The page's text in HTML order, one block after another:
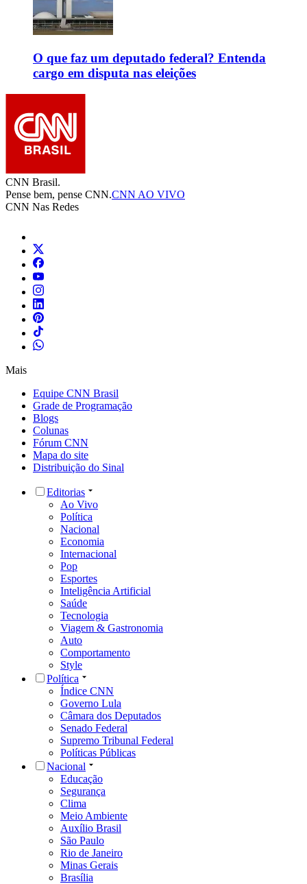
O que faz um deputado federal? Entenda
cargo em disputa nas eleições
CNN Brasil.
Pense bem, pense CNN.CNN AO VIVO
CNN Nas Redes
Mais
Equipe CNN Brasil
Grade de Programação
Blogs
Colunas
Fórum CNN
Mapa do site
Distribuição do Sinal
Editorias
Ao Vivo
Política
Nacional
Economia
Internacional
Pop
Esportes
Inteligência Artificial
Saúde
Tecnologia
Viagem & Gastronomia
Auto
Comportamento
Style
Política
Índice CNN
Governo Lula
Câmara dos Deputados
Senado Federal
Supremo Tribunal Federal
Políticas Públicas
Nacional
Educação
Segurança
Clima
Meio Ambiente
Auxílio Brasil
São Paulo
Rio de Janeiro
Minas Gerais
Brasília